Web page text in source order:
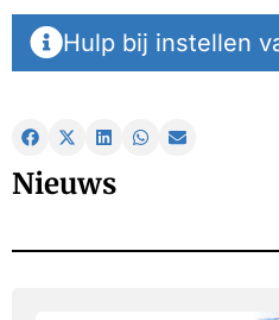
Hulp bij instellen
Nieuws